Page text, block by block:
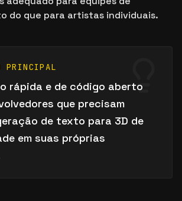
do que para artistas individuais.
PRINCIPAL
rápida e de código aberto
que precisam
de texto para 3D de
em suas próprias